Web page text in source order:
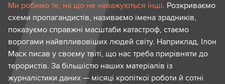
Ми робимо те, на що не наважуються інші. Розкриваємо
схеми пропагандистів, називаємо імена зрадників,
показуємо справжні масштаби катастроф, стаємо
ворогами найвпливовіших людей світу. Наприклад, Ілон
Маск писав у своєму твіті, що нас треба прирівняти до
терористів. За більшістю наших матеріалів із
журналістики даних — місяці кропіткої роботи й сотні